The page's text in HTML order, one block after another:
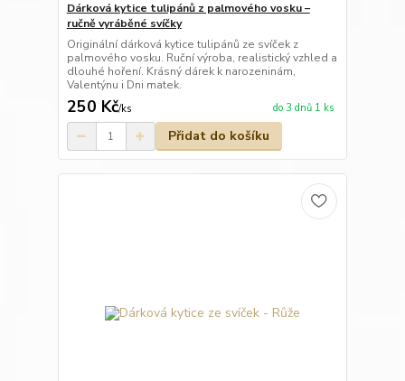
Dárková kytice tulipánů z palmového vosku –
ručně vyráběné svíčky
Originální dárková kytice tulipánů ze svíček z
palmového vosku. Ruční výroba, realistický vzhled a
dlouhé hoření. Krásný dárek k narozeninám,
Valentýnu i Dni matek.
250 Kč/ks do 3 dnů 1 ks
Přidat do košíku